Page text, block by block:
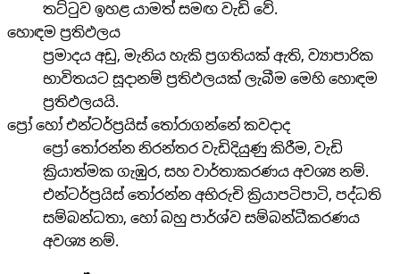
තට්ටුව ඉහළ යාමත් සමඟ වැඩි වේ.
හොඳම ප්‍රතිඵලය
ප්‍රමාදය අඩු, මැනිය හැකි ප්‍රගතියක් ඇති, ව්‍යාපාරික
භාවිතයට සූදානම් ප්‍රතිඵලයක් ලැබීම මෙහි හොඳම
ප්‍රතිඵලයයි.
ප්‍රෝ හෝ එන්ටර්ප්‍රයිස් තෝරාගන්නේ කවදාද
ප්‍රෝ තෝරන්න නිරන්තර වැඩිදියුණු කිරීම, වැඩි
ක්‍රියාත්මක ගැඹුර, සහ වාර්තාකරණය අවශ්‍ය නම්.
එන්ටර්ප්‍රයිස් තෝරන්න අභිරුචි ක්‍රියාපටිපාටි, පද්ධති
සම්බන්ධතා, හෝ බහු පාර්ශ්ව සම්බන්ධීකරණය
අවශ්‍ය නම්.